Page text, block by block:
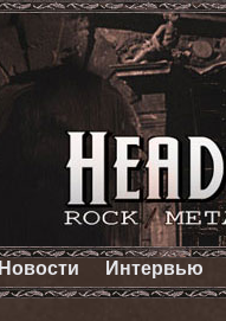
Новости Интервью